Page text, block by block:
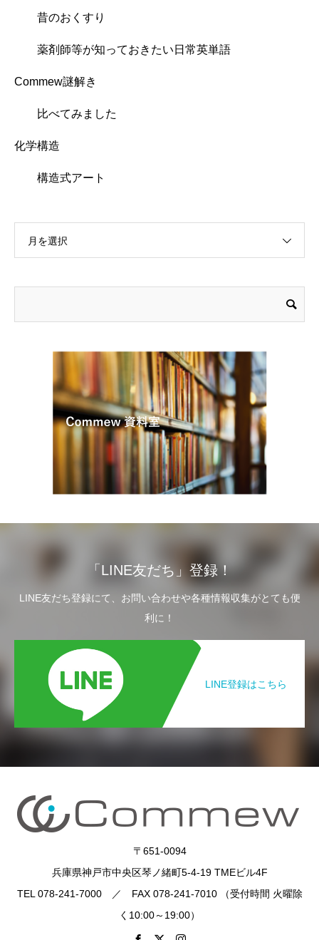
昔のおくすり
薬剤師等が知っておきたい日常英単語
Commew謎解き
比べてみました
化学構造
構造式アート
月を選択
「LINE友だち」登録！
LINE友だち登録にて、お問い合わせや各種情報収集がとても便
利に！
LINE登録はこちら
〒651-0094
兵庫県神戸市中央区琴ノ緒町5-4-19 TMEビル4F
TEL 078-241-7000 ／ FAX 078-241-7010 （受付時間 火曜除
く10:00～19:00）